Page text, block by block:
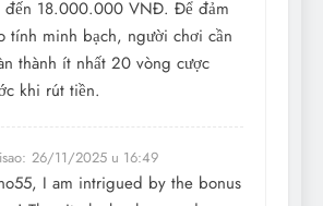
đến 18.000.000 VNĐ. Để đảm
tính minh bạch, người chơi cần
thành ít nhất 20 vòng cược
khi rút tiền.
26/11/2025 u 16:49
I am intrigued by the bonus